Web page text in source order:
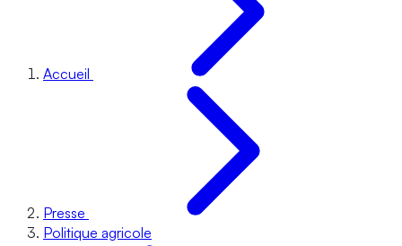
Accueil
Presse
Politique agricole